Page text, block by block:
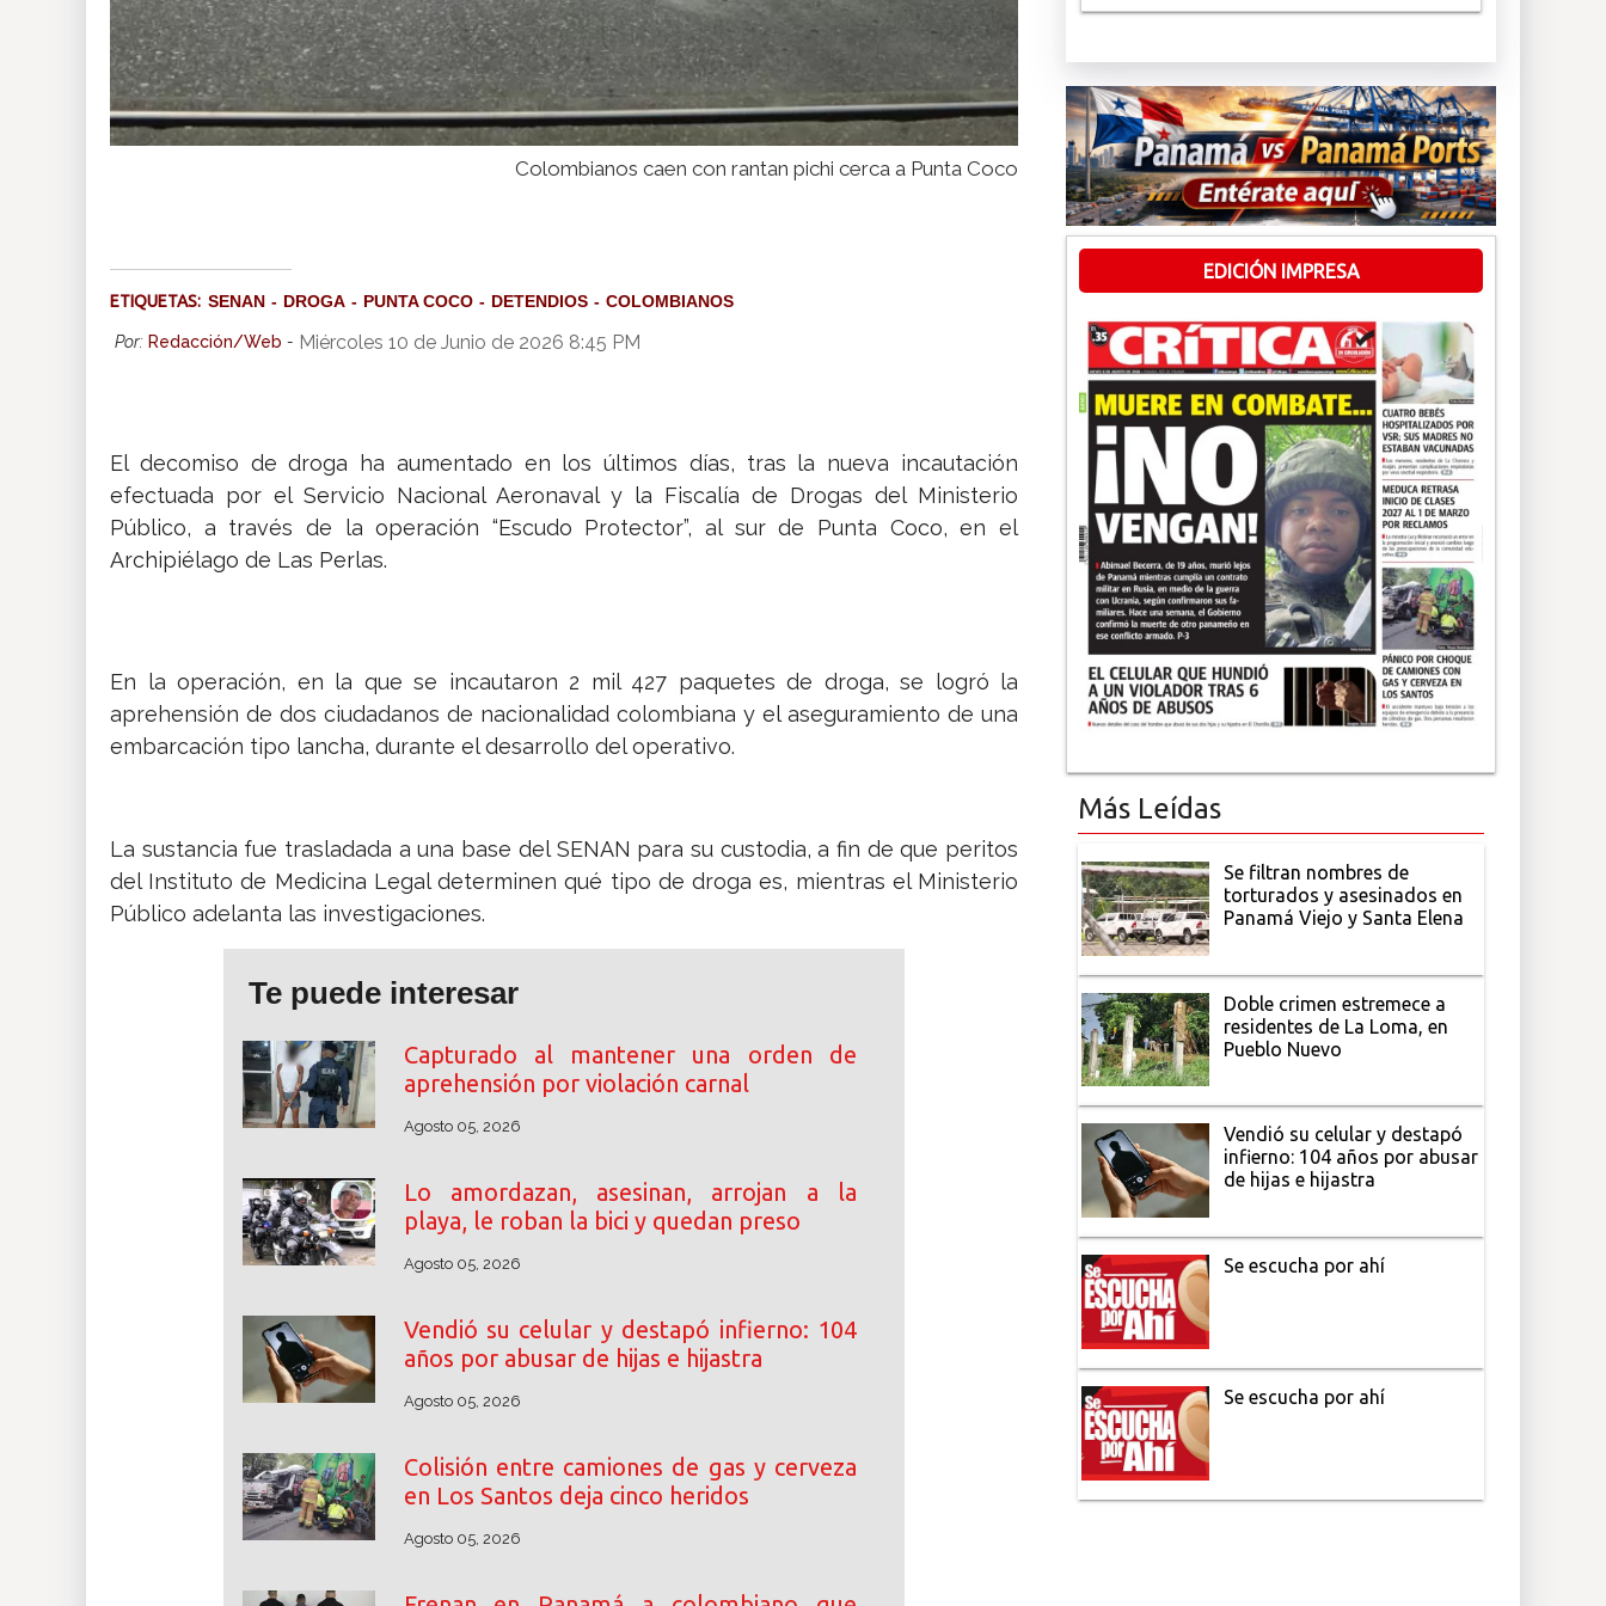
Colombianos caen con rantan pichi cerca a Punta Coco
ETIQUETAS: SENAN DROGA PUNTA COCO DETENDIOS COLOMBIANOS
Por: Redacción/Web - Miércoles 10 de Junio de 2026 8:45 PM
El decomiso de droga ha aumentado en los últimos días, tras la nueva incautación
efectuada por el Servicio Nacional Aeronaval y la Fiscalía de Drogas del Ministerio
Público, a través de la operación “Escudo Protector”, al sur de Punta Coco, en el
Archipiélago de Las Perlas.
En la operación, en la que se incautaron 2 mil 427 paquetes de droga, se logró la
aprehensión de dos ciudadanos de nacionalidad colombiana y el aseguramiento de una
embarcación tipo lancha, durante el desarrollo del operativo.
La sustancia fue trasladada a una base del SENAN para su custodia, a fin de que peritos
del Instituto de Medicina Legal determinen qué tipo de droga es, mientras el Ministerio
Público adelanta las investigaciones.
Te puede interesar
Capturado al mantener una orden de
aprehensión por violación carnal
Agosto 05, 2026
Lo amordazan, asesinan, arrojan a la
playa, le roban la bici y quedan preso
Agosto 05, 2026
Vendió su celular y destapó infierno: 104
años por abusar de hijas e hijastra
Agosto 05, 2026
Colisión entre camiones de gas y cerveza
en Los Santos deja cinco heridos
Agosto 05, 2026
EDICIÓN IMPRESA
Más Leídas
Se filtran nombres de
torturados y asesinados en
Panamá Viejo y Santa Elena
Doble crimen estremece a
residentes de La Loma, en
Pueblo Nuevo
Vendió su celular y destapó
infierno: 104 años por abusar
de hijas e hijastra
Se escucha por ahí
Se escucha por ahí